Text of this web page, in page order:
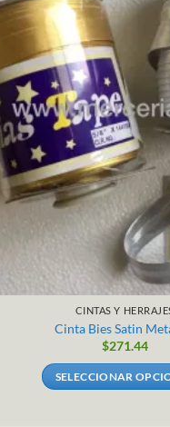
CINTAS Y
Cinta Bies Satin
$271.44
SELECCIONAR